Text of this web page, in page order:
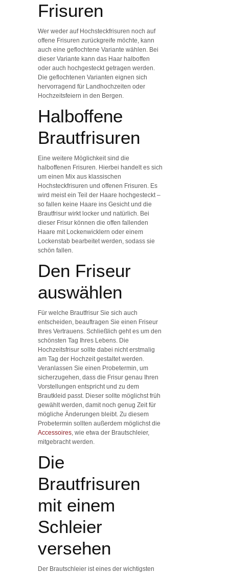
Frisuren
Wer weder auf Hochsteckfrisuren noch auf
offene Frisuren zurückgreife möchte, kann
auch eine geflochtene Variante wählen. Bei
dieser Variante kann das Haar halboffen
oder auch hochgesteckt getragen werden.
Die geflochtenen Varianten eignen sich
hervorragend für Landhochzeiten oder
Hochzeitsfeiern in den Bergen.
Halboffene
Brautfrisuren
Eine weitere Möglichkeit sind die
halboffenen Frisuren. Hierbei handelt es sich
um einen Mix aus klassischen
Hochsteckfrisuren und offenen Frisuren. Es
wird meist ein Teil der Haare hochgesteckt –
so fallen keine Haare ins Gesicht und die
Brautfrisur wirkt locker und natürlich. Bei
dieser Frisur können die offen fallenden
Haare mit Lockenwicklern oder einem
Lockenstab bearbeitet werden, sodass sie
schön fallen.
Den Friseur
auswählen
Für welche Brautfrisur Sie sich auch
entscheiden, beauftragen Sie einen Friseur
Ihres Vertrauens. Schließlich geht es um den
schönsten Tag Ihres Lebens. Die
Hochzeitsfrisur sollte dabei nicht erstmalig
am Tag der Hochzeit gestaltet werden.
Veranlassen Sie einen Probetermin, um
sicherzugehen, dass die Frisur genau Ihren
Vorstellungen entspricht und zu dem
Brautkleid passt. Dieser sollte möglichst früh
gewählt werden, damit noch genug Zeit für
mögliche Änderungen bleibt. Zu diesem
Probetermin sollten außerdem möglichst die
Accessoires, wie etwa der Brautschleier,
mitgebracht werden.
Die
Brautfrisuren
mit einem
Schleier
versehen
Der Brautschleier ist eines der wichtigsten